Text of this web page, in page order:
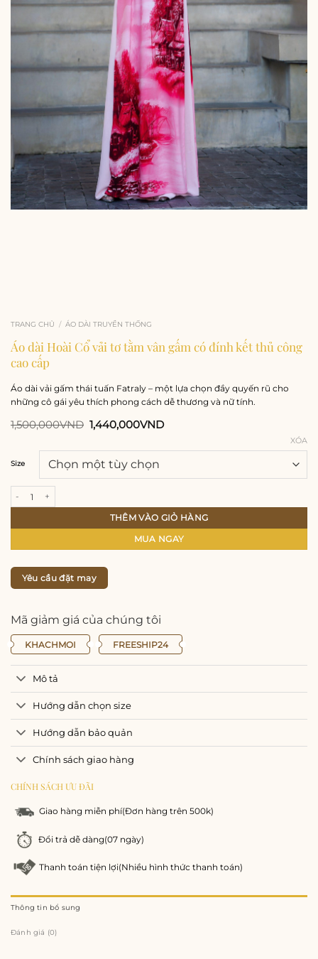
TRANG CHỦ / ÁO DÀI TRUYỀN THỐNG
Áo dài Hoài Cổ vải tơ tằm vân gấm có đính kết thủ công
cao cấp
Áo dài vải gấm thái tuấn Fatraly – một lựa chọn đầy quyến rũ cho
những cô gái yêu thích phong cách dễ thương và nữ tính.
1,500,000VND Giá
gốc
1,500,000VND.
1,440,000VNDGiá
là:
Size
XÓA
THÊM VÀO GIỎ HÀNG
MUA NGAY
Yêu cầu đặt may
Mã giảm giá của chúng tôi
KHACHMOI FREESHIP24
Mô tả
Hướng dẫn chọn size
Hướng dẫn bảo quản
Chính sách giao hàng
CHÍNH SÁCH ƯU ĐÃI
Giao hàng miễn phí(Đơn hàng trên 500k)
Đổi trả dễ dàng(07 ngày)
Thanh toán tiện lợi(Nhiều hình thức thanh toán)
Thông tin bổ sung
Đánh giá (0)